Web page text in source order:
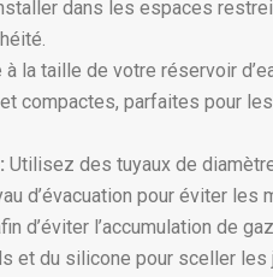
dans les espaces
la taille de votre réservoir
compactes, parfaites pour
Utilisez des tuyaux de
d’évacuation pour éviter les
d’éviter l’accumulation de
et du silicone pour sceller les